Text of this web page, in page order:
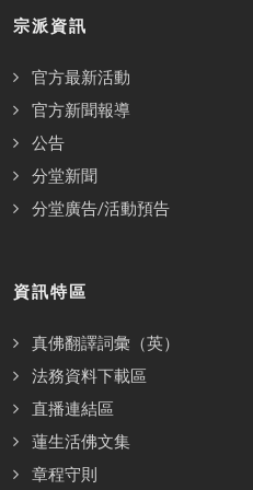
宗派資訊
官方最新活動
官方新聞報導
公告
分堂新聞
分堂廣告/活動預告
資訊特區
真佛翻譯詞彙（英）
法務資料下載區
直播連結區
蓮生活佛文集
章程守則